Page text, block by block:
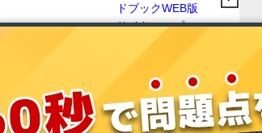
ドブックWEB版
サイトマップ
愛媛県不動産ホームページ制作実績 高知県不
動産ホームページ制作実績 広島県不動産ホー